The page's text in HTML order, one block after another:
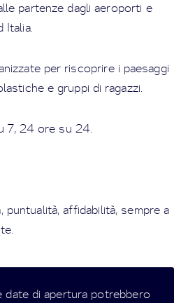
partenze dagli aeroporti e
Italia.
per riscoprire i paesaggi
e gruppi di ragazzi.
7, 24 ore su 24.
puntualità, affidabilità, sempre a
date di apertura potrebbero